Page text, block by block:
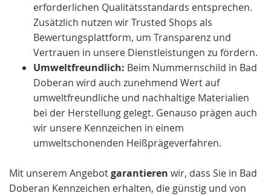
erforderlichen Qualitätsstandards entsprechen.
Zusätzlich nutzen wir Trusted Shops als
Bewertungsplattform, um Transparenz und
Vertrauen in unsere Dienstleistungen zu fördern.
Umweltfreundlich: Beim Nummernschild in Bad
Doberan wird auch zunehmend Wert auf
umweltfreundliche und nachhaltige Materialien
bei der Herstellung gelegt. Genauso prägen auch
wir unsere Kennzeichen in einem
umweltschonenden Heißprägeverfahren.
Mit unserem Angebotgarantieren wir, dass Sie in Bad
Doberan Kennzeichen erhalten, die günstig und von